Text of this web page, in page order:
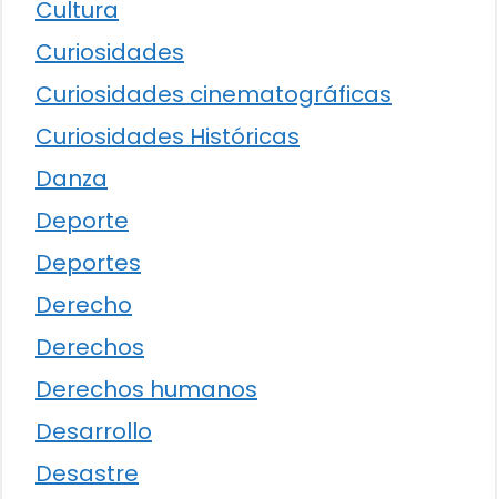
Cultura
Curiosidades
Curiosidades cinematográficas
Curiosidades Históricas
Danza
Deporte
Deportes
Derecho
Derechos
Derechos humanos
Desarrollo
Desastre